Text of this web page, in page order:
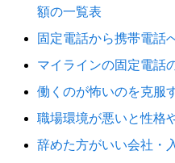
額の一覧表
固定電話から携帯電話
マイラインの固定電話
働くのが怖いのを克服
職場環境が悪いと性格
辞めた方がいい会社・